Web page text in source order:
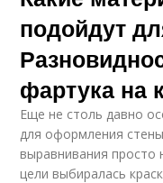
подойдут
фартука на
Еще не столь давно
для оформления
выравнивания просто
цели выбиралась